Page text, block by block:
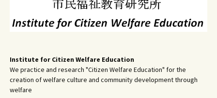
Institute for Citizen Welfare Education
We practice and research "Citizen Welfare Education" for the
creation of welfare culture and community development through
welfare